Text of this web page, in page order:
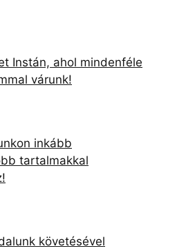
Instán, ahol mindenféle
várunk!
inkább
tartalmakkal
követésével